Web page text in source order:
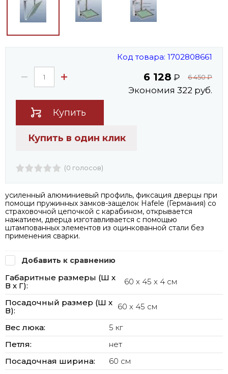
Код товара: 1702808661
6 450₽
6 128 ₽
Экономия 322 руб.
Купить
Купить в один клик
(0 голосов)
усиленный алюминиевый профиль, фиксация дверцы при
помощи пружинных замков-защелок Hafele (Германия) со
страховочной цепочкой с карабином, открывается
нажатием, дверца изготавливается с помощью
штампованных элементов из оцинкованной стали без
применения сварки.
Добавить к сравнению
Габаритные размеры (Ш х
В х Г):
60 x 45 x 4 см
Посадочный размер (Ш х
В):
60 x 45 см
Вес люка:
5 кг
Петля:
нет
Посадочная ширина:
60 см